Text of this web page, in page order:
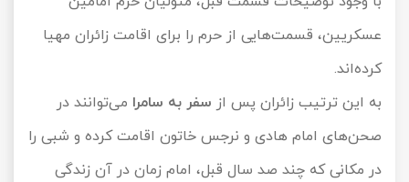
عسکریین، قسمت‌هایی از حرم را برای اقامت زائران مهیا
کرده‌اند.
به این ترتیب زائران پس از سفر به سامرا می‌توانند در
صحن‌های امام هادی و نرجس خاتون اقامت کرده و شبی را
در مکانی که چند صد سال قبل، امام زمان در آن زندگی